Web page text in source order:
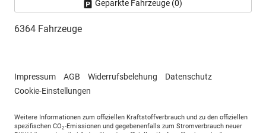
Geparkte Fahrzeuge (0)
6364 Fahrzeuge
Impressum AGB Widerrufsbelehung
Datenschutz
Cookie-Einstellungen
Weitere Informationen zum offiziellen Kraftstoffverbrauch und zu den offiziellen
spezifischen CO2-Emissionen und gegebenenfalls zum Stromverbrauch neuer